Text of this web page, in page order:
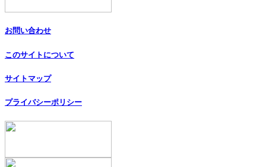
お問い合わせ
このサイトについて
サイトマップ
プライバシーポリシー